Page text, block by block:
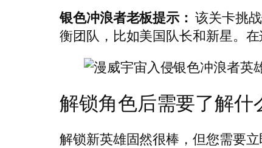
银色冲浪者老板提示： 该关卡挑
衡团队，比如美国队长和新星。
解锁角色后需要了解什
解锁新英雄固然很棒，但您需要立